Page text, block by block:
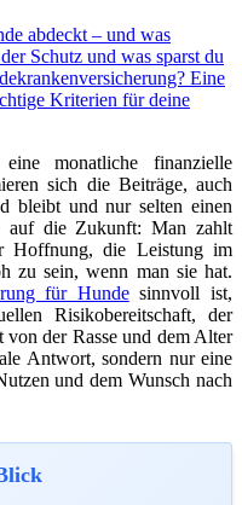
abdeckt – und was
Schutz und was sparst du
Eine
Kriterien für deine
monatliche finanzielle
sich die Beiträge, auch
bleibt und nur selten einen
auf die Zukunft: Man zahlt
Hoffnung, die Leistung im
zu sein, wenn man sie hat.
für Hundesinnvoll ist,
Risikobereitschaft, der
der Rasse und dem Alter
Antwort, sondern nur eine
und dem Wunsch nach